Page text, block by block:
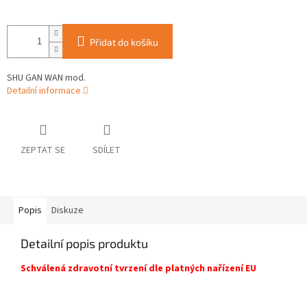
Přidat do košíku
SHU GAN WAN mod.
Detailní informace
ZEPTAT SE SDÍLET
Popis Diskuze
Detailní popis produktu
Schválená zdravotní tvrzení dle platných nařízení EU